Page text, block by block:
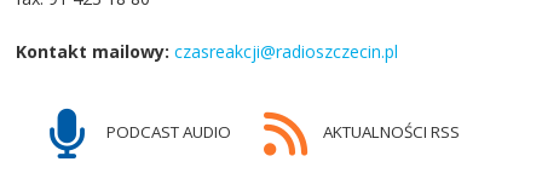
Kontakt mailowy: czasreakcji@radioszczecin.pl
PODCAST AUDIO AKTUALNOŚCI RSS